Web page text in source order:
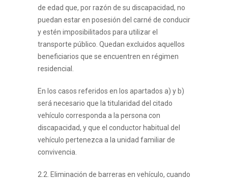
de edad que, por razón de su discapacidad, no
puedan estar en posesión del carné de conducir
y estén imposibilitados para utilizar el
transporte público. Quedan excluidos aquellos
beneficiarios que se encuentren en régimen
residencial.
En los casos referidos en los apartados a) y b)
será necesario que la titularidad del citado
vehículo corresponda a la persona con
discapacidad, y que el conductor habitual del
vehículo pertenezca a la unidad familiar de
convivencia.
2.2. Eliminación de barreras en vehículo, cuando